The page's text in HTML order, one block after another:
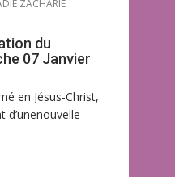
ZACHARIE
du
07 Janvier
en Jésus-Christ,